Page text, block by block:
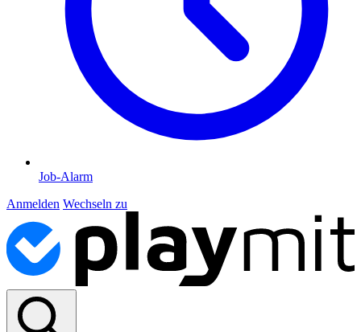
Job-Alarm
Anmelden Wechseln zu